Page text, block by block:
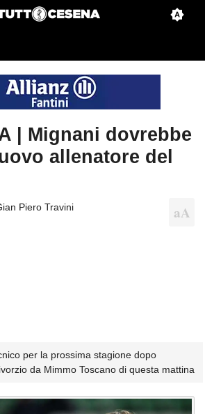
| Mignani dovrebbe
allenatore del
Piero Travini
per la prossima stagione dopo
da Mimmo Toscano di questa mattina